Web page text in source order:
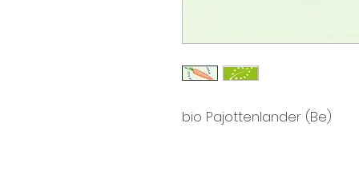
bio Pajottenlander (Be)